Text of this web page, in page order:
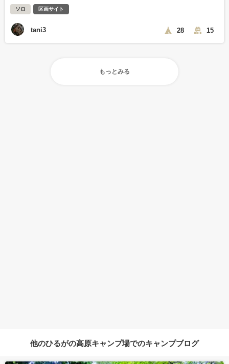
ソロ 区画サイト
tani3 28 15
もっとみる
他のひるがの高原キャンプ場でのキャンプブログ